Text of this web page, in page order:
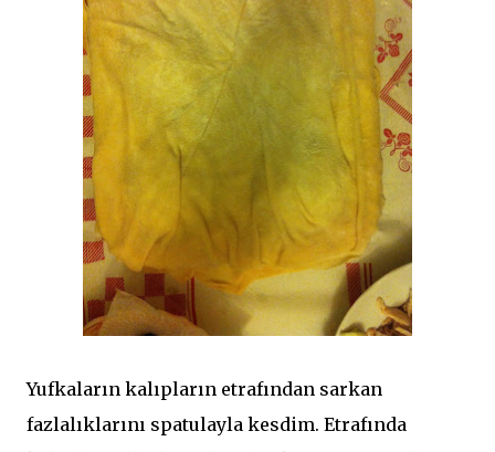
Yufkaların kalıpların etrafından sarkan
fazlalıklarını spatulayla kesdim. Etrafında